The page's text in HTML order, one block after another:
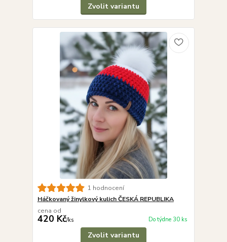
Zvolit variantu
1 hodnocení
Háčkovaný žinylkový kulich ČESKÁ REPUBLIKA
cena od
420 Kč/ks Do týdne 30 ks
Zvolit variantu